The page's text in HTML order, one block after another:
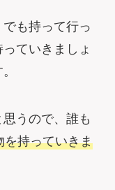
も持って行っ
ていきましょ
うので、誰も
を持っていきま